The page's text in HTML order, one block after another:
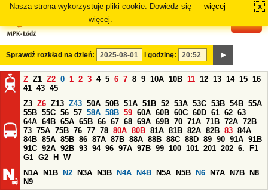
Nasza strona wykorzystuje pliki cookie. Dowiedz się
więcej.
więcej x
Sprawdź rozkład na dzień: i godzinę:
Z Z1 Z2 0 1 2 3 4 5 6 7 8 9 10A 10B 11 12 13 14 15 16
41 43 45
Z3 Z6 Z13 Z43 50A 50B 51A 51B 52 53A 53C 53B 54B 55A
55B 55C 56 57 58A 58B 59 60A 60B 60C 60D 61 62 63
64A 64B 65A 65B 66 67 68 69A 69B 70 71A 71B 72A 72B
73 75A 75B 76 77 78 80A 80B 81A 81B 82A 82B 83 84A
84B 85A 85B 86 87A 87B 88A 88B 88C 88D 89 90 91A 91B
91C 92A 92B 93 94 96 97A 97B 99 100 101 201 202 6.
F1
G1 G2 H
W
N1A
N1B N2 N3A N3B N4A N4B N5A N5B N6 N7A N7B
N8
N9